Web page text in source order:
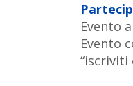
Evento
Evento
“iscriviti